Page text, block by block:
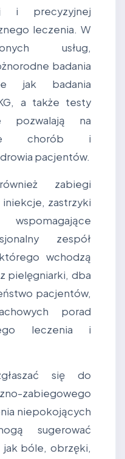
i precyzyjnej
leczenia. W
usług,
badania
jak badania
a także testy
pozwalają na
chorób i
pacjentów.
zabiegi
zastrzyki
zespół
wchodzą
pielęgniarki, dba
pacjentów,
porad
leczenia i
się do
zabiegowego
niepokojących
sugerować
bóle, obrzęki,